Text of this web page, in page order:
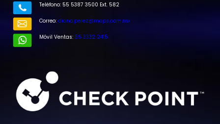
Teléfono: 55 5387 3500 Ext. 582
Correo: diana.perez@maps.com.mx
Móvil Ventas: 55 3332 2415